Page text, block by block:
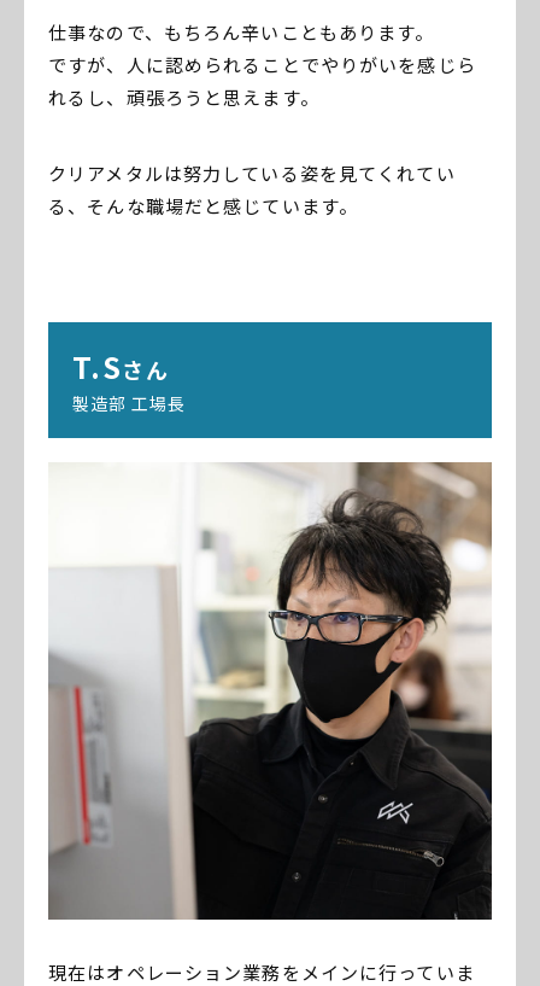
仕事なので、もちろん辛いこともあります。
ですが、人に認められることでやりがいを感じら
れるし、頑張ろうと思えます。
クリアメタルは努力している姿を見てくれてい
る、そんな職場だと感じています。
T.Sさん
製造部 工場長
現在はオペレーション業務をメインに行っていま